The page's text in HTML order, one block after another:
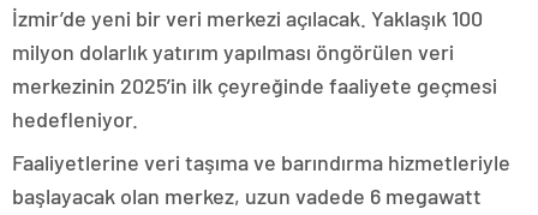
İzmir’de yeni bir veri merkezi açılacak. Yaklaşık 100
milyon dolarlık yatırım yapılması öngörülen veri
merkezinin 2025’in ilk çeyreğinde faaliyete geçmesi
hedefleniyor.
Faaliyetlerine veri taşıma ve barındırma hizmetleriyle
başlayacak olan merkez, uzun vadede 6 megawatt